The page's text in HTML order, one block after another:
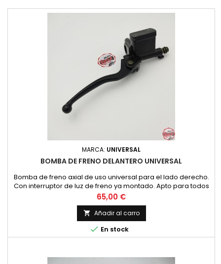
MARCA: UNIVERSAL
BOMBA DE FRENO DELANTERO UNIVERSAL
Bomba de freno axial de uso universal para el lado derecho.
Con interruptor de luz de freno ya montado. Apto para todos
los manillares de 22mm. Se puede utilizar con líquido de
frenos DOT 3 o DOT 4. No apto para aceite mineral. Diámetro
del pistón de 6 mm
Precio
65,00 €
 Añadir al carro
 En stock